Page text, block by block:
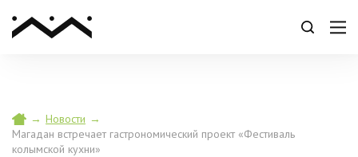
→ Новости →
Магадан встречает гастрономический проект «Фестиваль
колымской кухни»